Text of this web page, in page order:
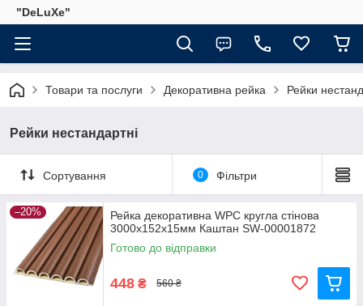
"DeLuХe"
Товари та послуги Декоративна рейка Рейки
Рейки нестандартні
Сортування 0 Фільтри
–20%
Рейка декоративна WPC кругла стінова
3000х152х15мм Каштан SW-00001872
Готово до відправки
448 ₴ 560 ₴